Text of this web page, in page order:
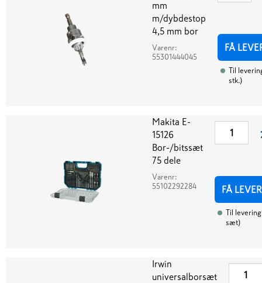
mm
m/dybdestop
4,5 mm bor
Varenr:
55301444045
FÅ
Til
stk.)
Makita E-
15126
Bor-/bitssæt
75 dele
Varenr:
55102292284
FÅ
Til levering
sæt)
Irwin
universalborsæt